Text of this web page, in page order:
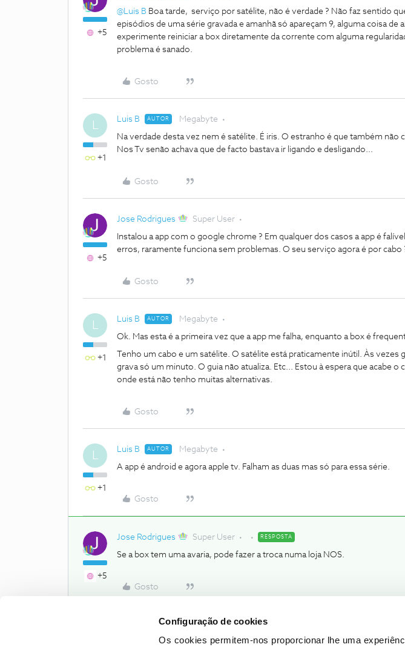
Configuração de cookies
Os cookies permitem-nos proporcionar lhe uma
+5
@Luis B Boa tarde, serviço por satélite, não é verdade ? Não faz sentido
episódios de uma série gravada e amanhã só apareçam 9, alguma coisa de
experimente reiniciar a box diretamente da corrente com alguma
problema é sanado.
Gosto
L
+1
Luis B AUTOR Megabyte
Na verdade desta vez nem é satélite. É iris. O estranho é que também não
Nos Tv senão achava que de facto bastava ir ligando e desligando...
Gosto
+5
Jose Rodrigues Super User
Instalou a app com o google chrome ? Em qualquer dos casos a app é
erros, raramente funciona sem problemas. O seu serviço agora é por cabo
Gosto
L
+1
Luis B AUTOR Megabyte
Ok. Mas esta é a primeira vez que a app me falha, enquanto a box é
Tenho um cabo e um satélite. O satélite está praticamente inútil. Às vezes
grava só um minuto. O guia não atualiza. Etc... Estou à espera que acabe o
onde está não tenho muitas alternativas.
Gosto
L
+1
Luis B AUTOR Megabyte
A app é android e agora apple tv. Falham as duas mas só para essa série.
Gosto
+5
Jose Rodrigues Super User RESPOSTA
Se a box tem uma avaria, pode fazer a troca numa loja NOS.
Gosto